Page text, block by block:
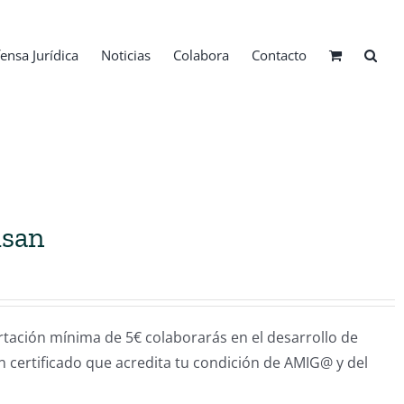
Jurídica Noticias Colabora Contacto
mínima de 5€ colaborarás en el desarrollo de
que acredita tu condición de AMIG@ y del